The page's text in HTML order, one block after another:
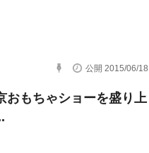
公開 2015/06/18
もちゃショーを盛り上